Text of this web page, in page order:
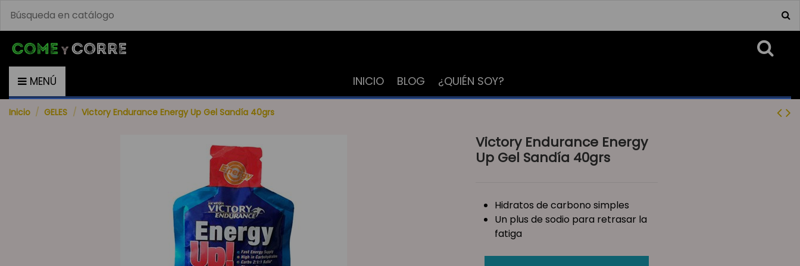
MENÚ INICIO BLOG ¿QUIÉN SOY?
Inicio GELES Victory Endurance Energy Up Gel Sandía 40grs
Victory Endurance Energy
Up Gel Sandía 40grs
Hidratos de carbono simples
Un plus de sodio para retrasar la
fatiga